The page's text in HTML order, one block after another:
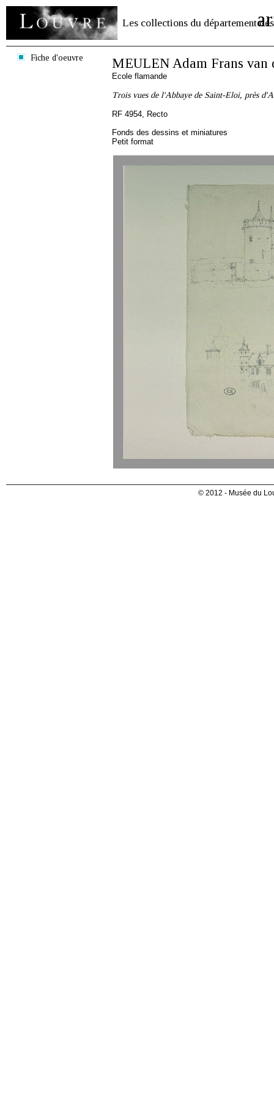
Les collections du département des
Fiche d'oeuvre MEULEN Adam Frans van
Ecole flamande
Trois vues de l'Abbaye de Saint-Eloi, près
RF 4954, Recto
Fonds des dessins et miniatures
Petit format
© 2012 - Musée du